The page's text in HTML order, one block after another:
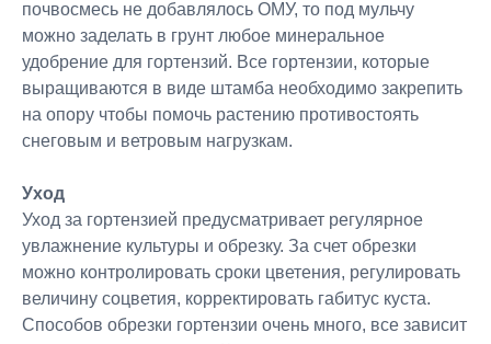
почвосмесь не добавлялось ОМУ, то под мульчу
можно заделать в грунт любое минеральное
удобрение для гортензий. Все гортензии, которые
выращиваются в виде штамба необходимо закрепить
на опору чтобы помочь растению противостоять
снеговым и ветровым нагрузкам.
Уход
Уход за гортензией предусматривает регулярное
увлажнение культуры и обрезку. За счет обрезки
можно контролировать сроки цветения, регулировать
величину соцветия, корректировать габитус куста.
Способов обрезки гортензии очень много, все зависит